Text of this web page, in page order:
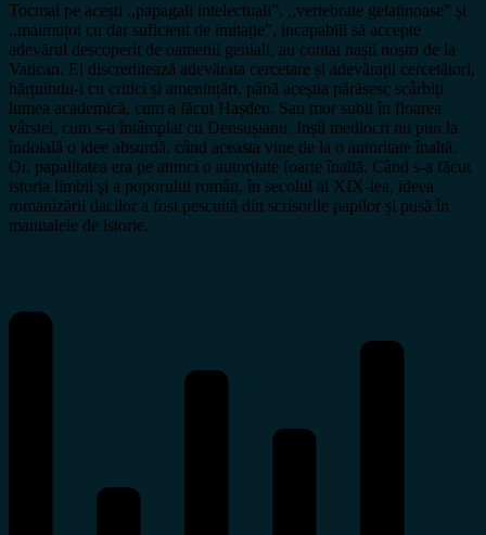
Tocmai pe acești ,,papagali intelectuali”, ,,vertebrate gelatinoase” și
,,maimuțoi cu dar suficient de imitație”, incapabili să accepte
adevărul descoperit de oamenii geniali, au contat nașii noștri de la
Vatican. Ei discreditează adevărata cercetare și adevărații cercetători,
hărțuindu-i cu critici și amenințări, până aceștia părăsesc scârbiți
lumea academică, cum a făcut Hașdeu. Sau mor subit în floarea
vârstei, cum s-a întâmplat cu Densușianu. Inșii mediocri nu pun la
îndoială o idee absurdă, când aceasta vine de la o autoritate înaltă.
Or, papalitatea era pe atunci o autoritate foarte înaltă. Când s-a făcut
istoria limbii şi a poporului român, în secolul al XIX-lea, ideea
romanizării dacilor a fost pescuită din scrisorile papilor și pusă în
manualele de istorie.